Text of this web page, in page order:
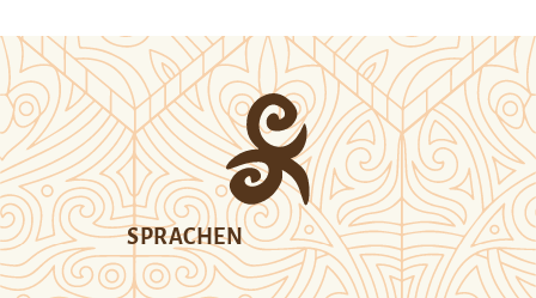
SPRACHEN